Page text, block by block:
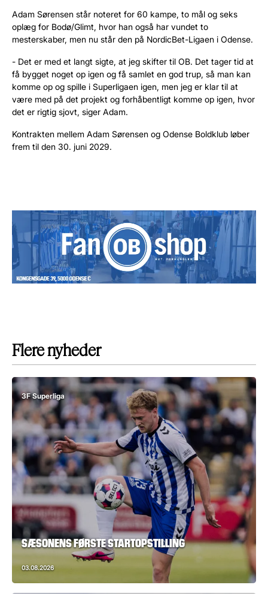
Adam Sørensen står noteret for 60 kampe, to mål og seks
oplæg for Bodø/Glimt, hvor han også har vundet to
mesterskaber, men nu står den på NordicBet-Ligaen i Odense.
- Det er med et langt sigte, at jeg skifter til OB. Det tager tid at
få bygget noget op igen og få samlet en god trup, så man kan
komme op og spille i Superligaen igen, men jeg er klar til at
være med på det projekt og forhåbentligt komme op igen, hvor
det er rigtig sjovt, siger Adam.
Kontrakten mellem Adam Sørensen og Odense Boldklub løber
frem til den 30. juni 2029.
Flere nyheder
3F Superliga
SÆSONENS FØRSTE STARTOPSTILLING
03.08.2026